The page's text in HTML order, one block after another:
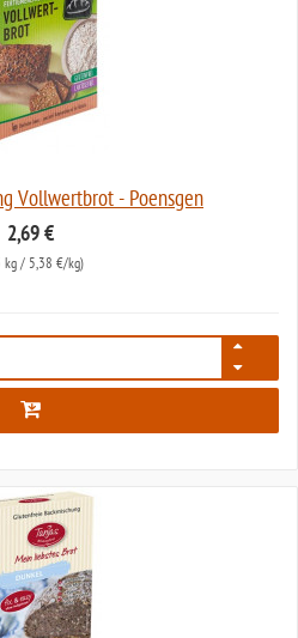
Vollwertbrot - Poensgen
2,69 €
kg/ 5,38 €/kg)
575